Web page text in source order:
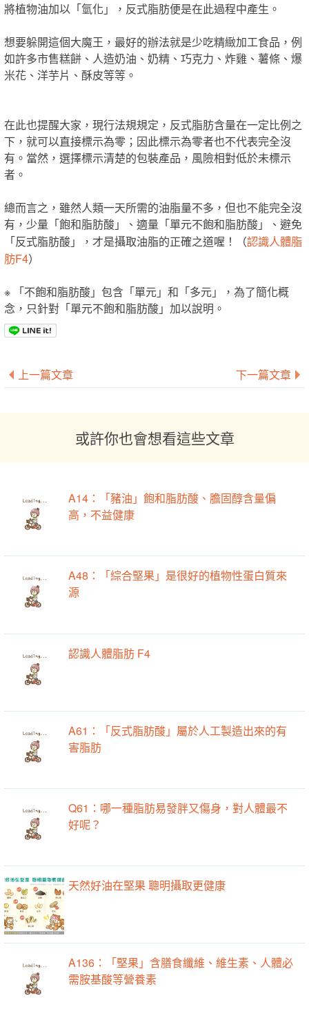
將植物油加以「氫化」，反式脂肪便是在此過程中產生。
想要躲開這個大魔王，最好的辦法就是少吃精緻加工食品，例
如許多市售糕餅、人造奶油、奶精、巧克力、炸雞、薯條、爆
米花、洋芋片、酥皮等等。
在此也提醒大家，現行法規規定，反式脂肪含量在一定比例之
下，就可以直接標示為零；因此標示為零者也不代表完全沒
有。當然，選擇標示清楚的包裝產品，風險相對低於未標示
者。
總而言之，雖然人類一天所需的油脂量不多，但也不能完全沒
有，少量「飽和脂肪酸」、適量「單元不飽和脂肪酸」、避免
「反式脂肪酸」，才是攝取油脂的正確之道喔！（認識人體脂
肪F4）
※ 「不飽和脂肪酸」包含「單元」和「多元」，為了簡化概
念，只針對「單元不飽和脂肪酸」加以說明。
上一篇文章 下一篇文章
或許你也會想看這些文章
A14：「豬油」飽和脂肪酸、膽固醇含量偏
高，不益健康
A48：「綜合堅果」是很好的植物性蛋白質來
源
認識人體脂肪 F4
A61：「反式脂肪酸」屬於人工製造出來的有
害脂肪
Q61：哪一種脂肪易發胖又傷身，對人體最不
好呢？
天然好油在堅果 聰明攝取更健康
A136：「堅果」含膳食纖維、維生素、人體必
需胺基酸等營養素